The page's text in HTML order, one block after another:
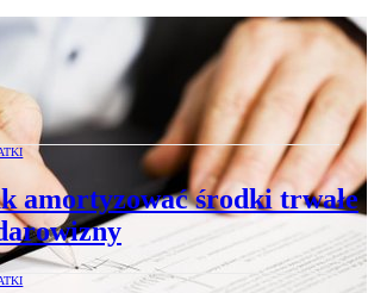
podatkowej
amortyzować środki trwałe